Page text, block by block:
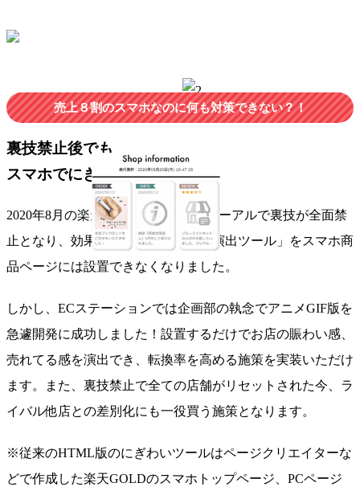
売上８割のスマホなのに何も対策できない？！
裏技禁止後でも
スマホでにぎわい演出OK
2020年8月の楽天スマホページリニューアルで裏技が全面禁
止となり、 効果的だった「にぎわい演出ツール」
をスマホ商
品ページには設置できなくなりました。
しかし、ECステーションでは企画部の執念でアニメGIF版を
急遽開発に成功しました！ 設置するだけでお店の賑わい感、
売れてる感を演出でき、 転換率を高める施策を実装いただけ
ます。また、裏技禁止で全ての店舗がリセットされた今、 ラ
イバル他店との差別化にも一役買う施策となります。
※従来のHTML版のにぎわいツールはページクリエイターな
どで作成した楽天GOLDのスマホトップページ、PCページ